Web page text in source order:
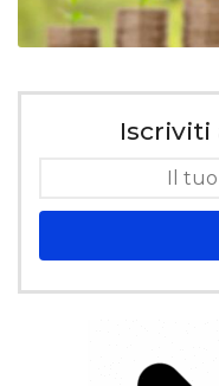
Iscriviti